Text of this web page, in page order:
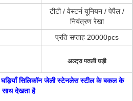
टीटी / वेस्टर्न यूनियन / पेपैल /
नियंत्रण रेखा
प्रति सप्ताह 20000pcs
अल्ट्रा पतली घड़ी
सिलिकॉन जेली स्टेनलेस स्टील के बकल के
साथ देखता है